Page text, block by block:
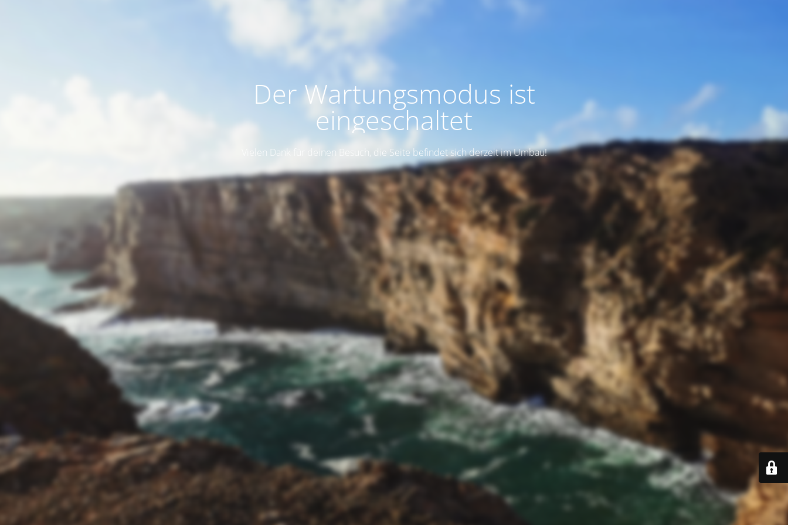
Der Wartungsmodus ist
eingeschaltet
Vielen Dank für deinen Besuch, die Seite befindet sich derzeit im Umbau!